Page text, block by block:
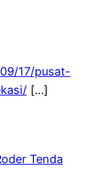
17/pusat-
[…]
Tenda